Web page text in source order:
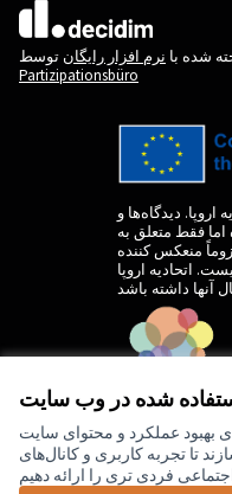
شده در وب سایت
بهبود عملکرد و محتوای سایت
تا تجربه کاربری و کانال‌های
(لینک خارجی) شده با نرم افزار رایگان
Partizipationsbüro
اروپا. دیدگاه‌ها و
فقط متعلق به
منعکس کننده
اتحادیه اروپا